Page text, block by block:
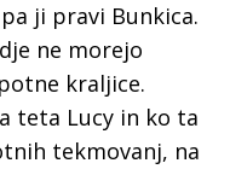
ji pravi Bunkica.
ne morejo
kraljice.
teta Lucy in ko ta
tekmovanj, na